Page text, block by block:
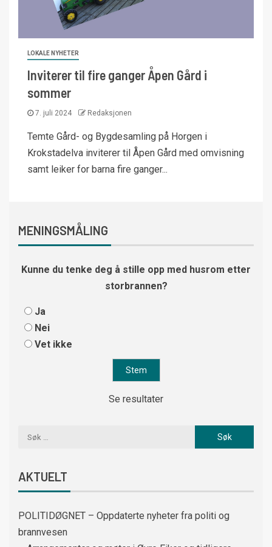
LOKALE NYHETER
Inviterer til fire ganger Åpen Gård i
sommer
7. juli 2024 Redaksjonen
Temte Gård- og Bygdesamling på Horgen i
Krokstadelva inviterer til Åpen Gård med omvisning
samt leiker for barna fire ganger...
MENINGSMÅLING
Kunne du tenke deg å stille opp med husrom etter
storbrannen?
Ja
Nei
Vet ikke
Se resultater
AKTUELT
POLITIDØGNET – Oppdaterte nyheter fra politi og
brannvesen